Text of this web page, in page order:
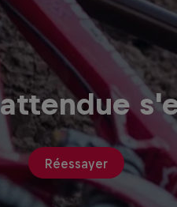
Réessayer